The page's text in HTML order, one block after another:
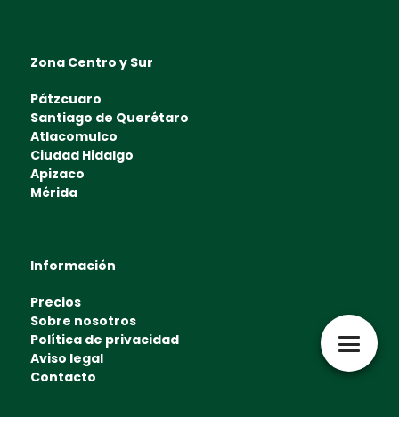
Zona Centro y Sur
Pátzcuaro
Santiago de Querétaro
Atlacomulco
Ciudad Hidalgo
Apizaco
Mérida
Información
Precios
Sobre nosotros
Política de privacidad
Aviso legal
Contacto